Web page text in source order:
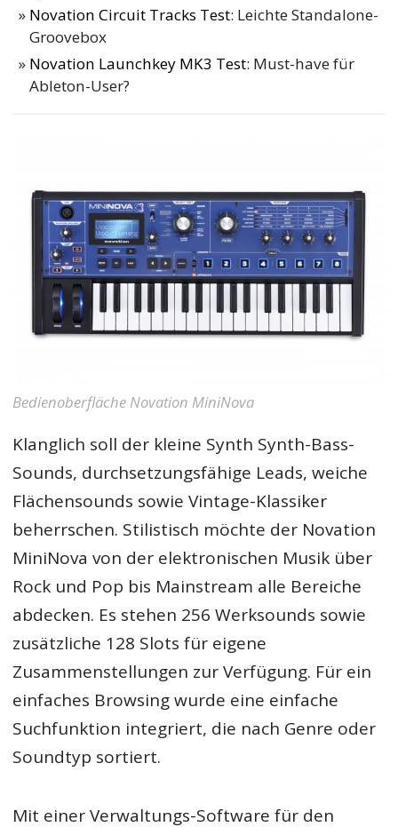
Novation Circuit Tracks Test: Leichte Standalone-
Groovebox
Novation Launchkey MK3 Test: Must-have für
Ableton-User?
Bedienoberfläche Novation MiniNova
Klanglich soll der kleine Synth Synth-Bass-
Sounds, durchsetzungsfähige Leads, weiche
Flächensounds sowie Vintage-Klassiker
beherrschen. Stilistisch möchte der Novation
MiniNova von der elektronischen Musik über
Rock und Pop bis Mainstream alle Bereiche
abdecken. Es stehen 256 Werksounds sowie
zusätzliche 128 Slots für eigene
Zusammenstellungen zur Verfügung. Für ein
einfaches Browsing wurde eine einfache
Suchfunktion integriert, die nach Genre oder
Soundtyp sortiert.
Mit einer Verwaltungs-Software für den